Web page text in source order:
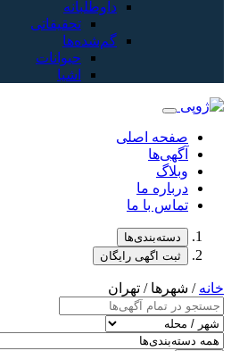
داوطلبانه
تحقیقاتی
گم‌شده‌ها
حیوانات
اشیا
صفحه اصلی
آگهی‌ها
وبلاگ
درباره ما
تماس با ما
دسته‌بندی‌ها
ثبت اگهی رایگان
خانه / شهرها / تهران